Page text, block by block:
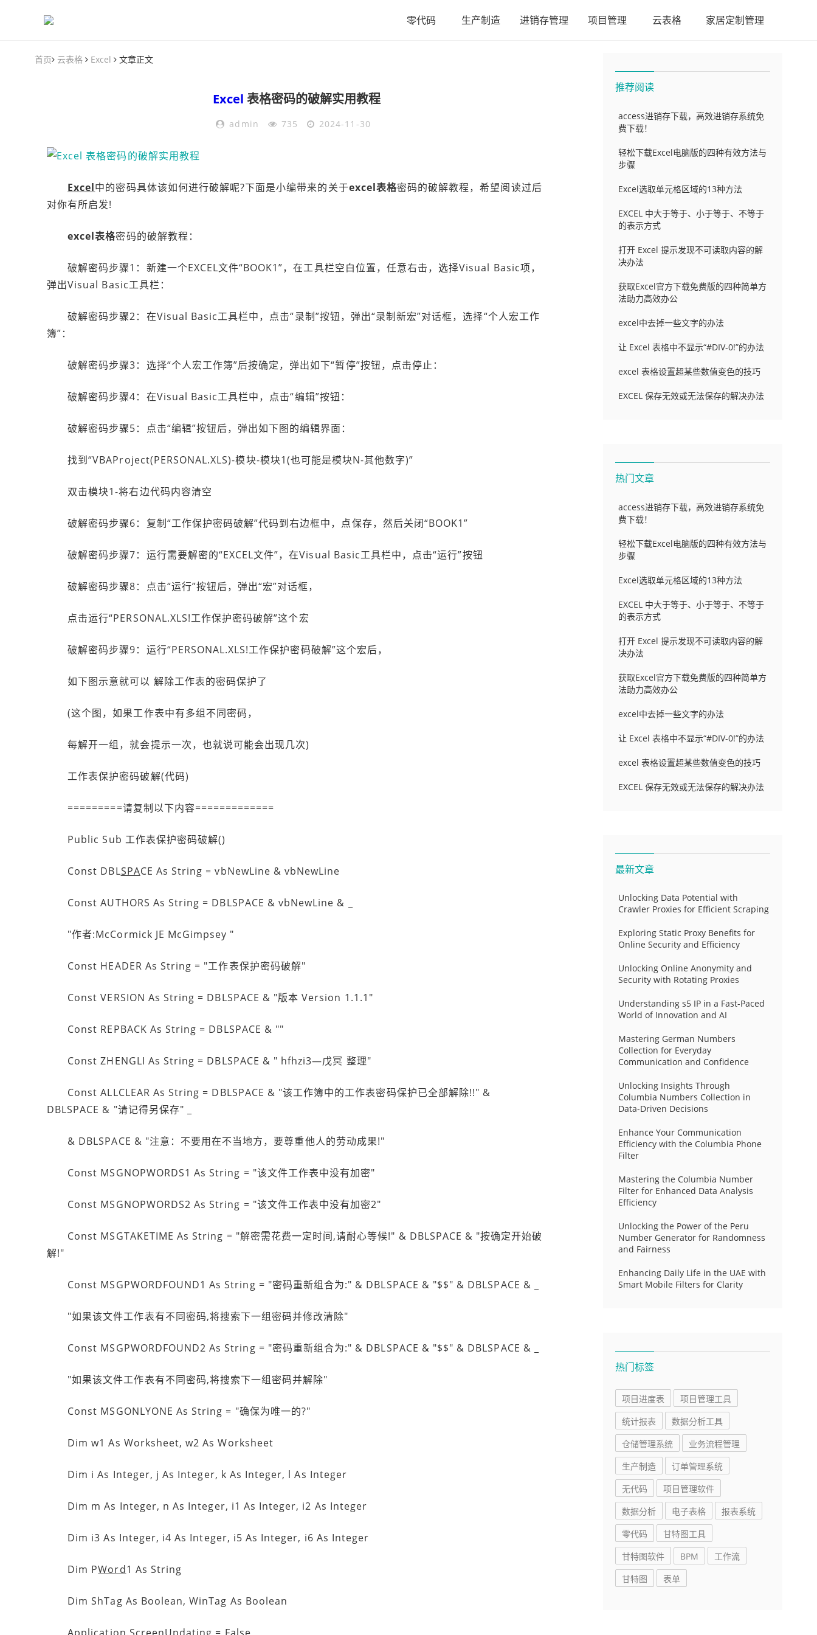
零代码 生产制造 进销存管理 项目管理 云表格 家居定制管理
首页 云表格 Excel 文章正文
Excel 表格密码的破解实用教程
admin 735 2024-11-30
Excel中的密码具体该如何进行破解呢?下面是小编带来的关于excel表格密码的破解教程，希望阅读过后
对你有所启发!
excel表格密码的破解教程：
破解密码步骤1：新建一个EXCEL文件“BOOK1”，在工具栏空白位置，任意右击，选择Visual Basic项，
弹出Visual Basic工具栏：
破解密码步骤2：在Visual Basic工具栏中，点击“录制”按钮，弹出“录制新宏”对话框，选择“个人宏工作
簿”：
破解密码步骤3：选择“个人宏工作簿”后按确定，弹出如下“暂停”按钮，点击停止：
破解密码步骤4：在Visual Basic工具栏中，点击“编辑”按钮：
破解密码步骤5：点击“编辑”按钮后，弹出如下图的编辑界面：
找到“VBAProject(PERSONAL.XLS)-模块-模块1(也可能是模块N-其他数字)”
双击模块1-将右边代码内容清空
破解密码步骤6：复制“工作保护密码破解”代码到右边框中，点保存，然后关闭“BOOK1”
破解密码步骤7：运行需要解密的“EXCEL文件”，在Visual Basic工具栏中，点击“运行”按钮
破解密码步骤8：点击“运行”按钮后，弹出“宏”对话框，
点击运行“PERSONAL.XLS!工作保护密码破解”这个宏
破解密码步骤9：运行“PERSONAL.XLS!工作保护密码破解”这个宏后，
如下图示意就可以 解除工作表的密码保护了
(这个图，如果工作表中有多组不同密码，
每解开一组，就会提示一次，也就说可能会出现几次)
工作表保护密码破解(代码)
=========请复制以下内容=============
Public Sub 工作表保护密码破解()
Const DBLSPACE As String = vbNewLine & vbNewLine
Const AUTHORS As String = DBLSPACE & vbNewLine & _
"作者:McCormick JE McGimpsey "
Const HEADER As String = "工作表保护密码破解"
Const VERSION As String = DBLSPACE & "版本 Version 1.1.1"
Const REPBACK As String = DBLSPACE & ""
Const ZHENGLI As String = DBLSPACE & " hfhzi3—戊冥 整理"
Const ALLCLEAR As String = DBLSPACE & "该工作簿中的工作表密码保护已全部解除!!" &
DBLSPACE & "请记得另保存" _
& DBLSPACE & "注意：不要用在不当地方，要尊重他人的劳动成果!"
Const MSGNOPWORDS1 As String = "该文件工作表中没有加密"
Const MSGNOPWORDS2 As String = "该文件工作表中没有加密2"
Const MSGTAKETIME As String = "解密需花费一定时间,请耐心等候!" & DBLSPACE & "按确定开始破
解!"
Const MSGPWORDFOUND1 As String = "密码重新组合为:" & DBLSPACE & "$$" & DBLSPACE & _
"如果该文件工作表有不同密码,将搜索下一组密码并修改清除"
Const MSGPWORDFOUND2 As String = "密码重新组合为:" & DBLSPACE & "$$" & DBLSPACE & _
"如果该文件工作表有不同密码,将搜索下一组密码并解除"
Const MSGONLYONE As String = "确保为唯一的?"
Dim w1 As Worksheet, w2 As Worksheet
Dim i As Integer, j As Integer, k As Integer, l As Integer
Dim m As Integer, n As Integer, i1 As Integer, i2 As Integer
Dim i3 As Integer, i4 As Integer, i5 As Integer, i6 As Integer
Dim PWord1 As String
Dim ShTag As Boolean, WinTag As Boolean
推荐阅读
access进销存下载，高效进销存系统免
费下载！
轻松下载Excel电脑版的四种有效方法与
步骤
Excel选取单元格区域的13种方法
EXCEL 中大于等于、小于等于、不等于
的表示方式
打开 Excel 提示发现不可读取内容的解
决办法
获取Excel官方下载免费版的四种简单方
法助力高效办公
excel中去掉一些文字的办法
让 Excel 表格中不显示“#DIV-0!”的办法
excel 表格设置超某些数值变色的技巧
EXCEL 保存无效或无法保存的解决办法
热门文章
access进销存下载，高效进销存系统免
费下载！
轻松下载Excel电脑版的四种有效方法与
步骤
Excel选取单元格区域的13种方法
EXCEL 中大于等于、小于等于、不等于
的表示方式
打开 Excel 提示发现不可读取内容的解
决办法
获取Excel官方下载免费版的四种简单方
法助力高效办公
excel中去掉一些文字的办法
让 Excel 表格中不显示“#DIV-0!”的办法
excel 表格设置超某些数值变色的技巧
EXCEL 保存无效或无法保存的解决办法
最新文章
Unlocking Data Potential with
Crawler Proxies for Efficient Scraping
Exploring Static Proxy Benefits for
Online Security and Efficiency
Unlocking Online Anonymity and
Security with Rotating Proxies
Understanding s5 IP in a Fast-Paced
World of Innovation and AI
Mastering German Numbers
Collection for Everyday
Communication and Confidence
Unlocking Insights Through
Columbia Numbers Collection in
Data-Driven Decisions
Enhance Your Communication
Efficiency with the Columbia Phone
Filter
Mastering the Columbia Number
Filter for Enhanced Data Analysis
Efficiency
Unlocking the Power of the Peru
Number Generator for Randomness
and Fairness
Enhancing Daily Life in the UAE with
Smart Mobile Filters for Clarity
热门标签
项目进度表
项目管理工具
统计报表
数据分析工具
仓储管理系统
业务流程管理
生产制造
订单管理系统
无代码
项目管理软件
数据分析
电子表格
报表系统
零代码
甘特图工具
甘特图软件
BPM
工作流
甘特图
表单